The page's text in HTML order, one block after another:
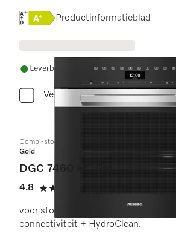
Online Label Flag, Energielabel
Productinformatieblad
Leverbaar uit voorraad met gratis
Vergelijken
Combi-stoomoven
Gold
DGC 7460 HC Pro
4.8
4.8 sterren op 5
voor stoomkoken, bakken, braden met
connectiviteit + HydroClean.